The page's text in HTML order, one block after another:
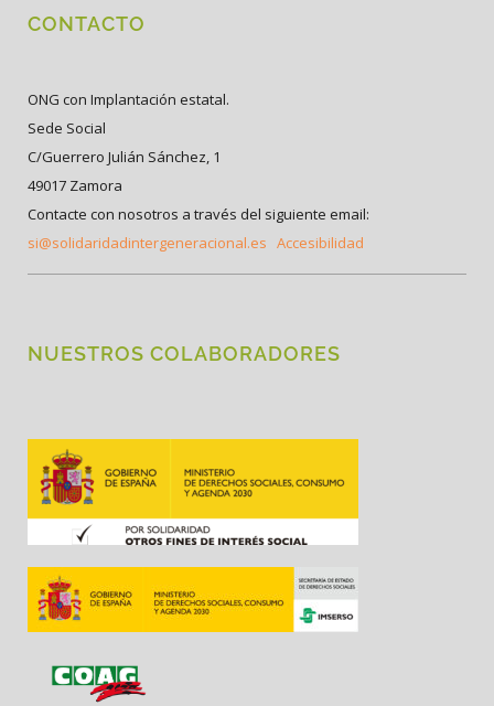
CONTACTO
ONG con Implantación estatal.
Sede Social
C/Guerrero Julián Sánchez, 1
49017 Zamora
Contacte con nosotros a través del siguiente email:
si@solidaridadintergeneracional.es Accesibilidad
NUESTROS COLABORADORES